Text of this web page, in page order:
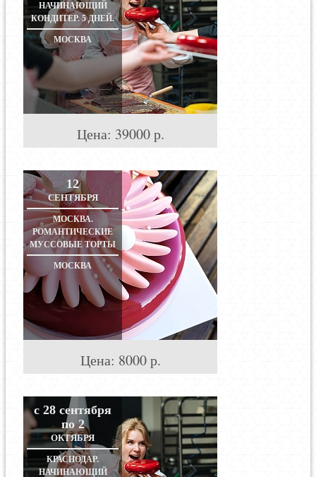
НАЧИНАЮЩИЙ
КОНДИТЕР. 5 ДНЕЙ.
МОСКВА
Цена: 39000 р.
12
СЕНТЯБРЯ
МОСКВА.
РОМАНТИЧЕСКИЕ
МУССОВЫЕ ТОРТЫ
МОСКВА
Цена: 8000 р.
с 28 сентября
по 2
ОКТЯБРЯ
КРАСНОДАР.
НАЧИНАЮЩИЙ